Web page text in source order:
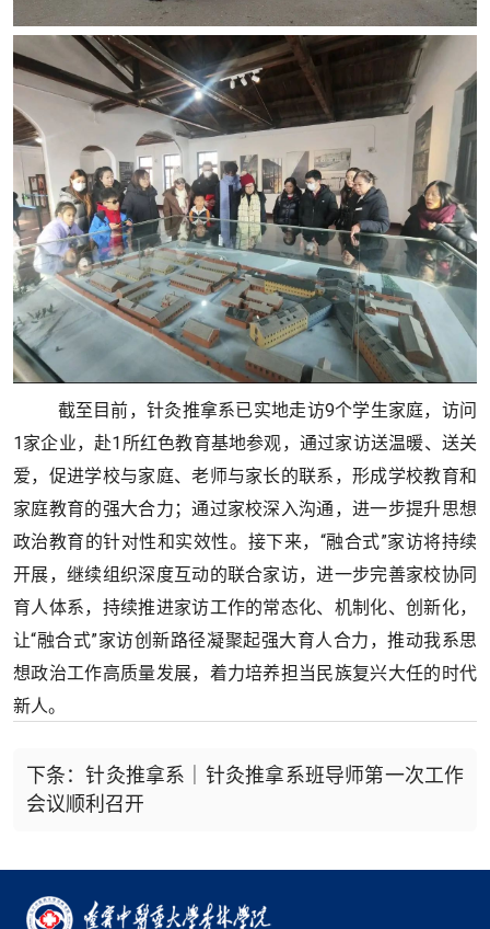
截至目前，针灸推拿系已实地走访9个学生家庭，访问
1家企业，赴1所红色教育基地参观，通过家访送温暖、送关
爱，促进学校与家庭、老师与家长的联系，形成学校教育和
家庭教育的强大合力；通过家校深入沟通，进一步提升思想
政治教育的针对性和实效性。接下来，“融合式”家访将持续
开展，继续组织深度互动的联合家访，进一步完善家校协同
育人体系，持续推进家访工作的常态化、机制化、创新化，
让“融合式”家访创新路径凝聚起强大育人合力，推动我系思
想政治工作高质量发展，着力培养担当民族复兴大任的时代
新人。
下条：针灸推拿系｜针灸推拿系班导师第一次工作
会议顺利召开